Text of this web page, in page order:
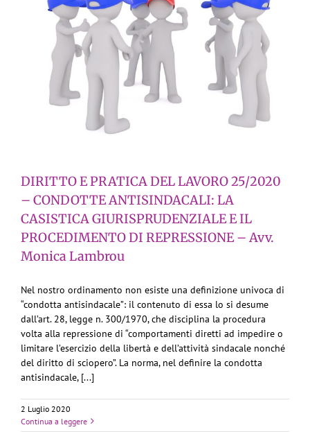
DIRITTO E PRATICA DEL LAVORO 25/2020
– CONDOTTE ANTISINDACALI: LA
CASISTICA GIURISPRUDENZIALE E IL
PROCEDIMENTO DI REPRESSIONE – Avv.
Monica Lambrou
Nel nostro ordinamento non esiste una definizione univoca di
“condotta antisindacale”: il contenuto di essa lo si desume
dall’art. 28, legge n. 300/1970, che disciplina la procedura
volta alla repressione di “comportamenti diretti ad impedire o
limitare l’esercizio della libertà e dell’attività sindacale nonché
del diritto di sciopero”. La norma, nel definire la condotta
antisindacale, [...]
2 Luglio 2020
Continua a leggere